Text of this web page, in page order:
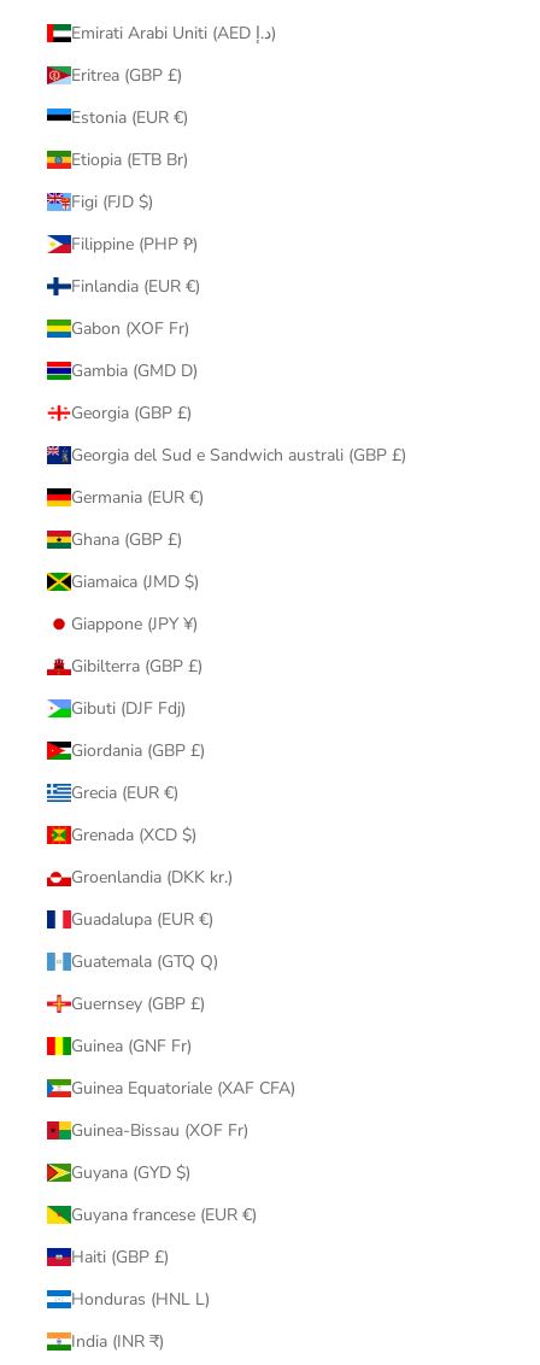
Emirati Arabi Uniti (AED د.إ)
Eritrea (GBP £)
Estonia (EUR €)
Etiopia (ETB Br)
Figi (FJD $)
Filippine (PHP ₱)
Finlandia (EUR €)
Gabon (XOF Fr)
Gambia (GMD D)
Georgia (GBP £)
Georgia del Sud e Sandwich australi (GBP £)
Germania (EUR €)
Ghana (GBP £)
Giamaica (JMD $)
Giappone (JPY ¥)
Gibilterra (GBP £)
Gibuti (DJF Fdj)
Giordania (GBP £)
Grecia (EUR €)
Grenada (XCD $)
Groenlandia (DKK kr.)
Guadalupa (EUR €)
Guatemala (GTQ Q)
Guernsey (GBP £)
Guinea (GNF Fr)
Guinea Equatoriale (XAF CFA)
Guinea-Bissau (XOF Fr)
Guyana (GYD $)
Guyana francese (EUR €)
Haiti (GBP £)
Honduras (HNL L)
India (INR ₹)